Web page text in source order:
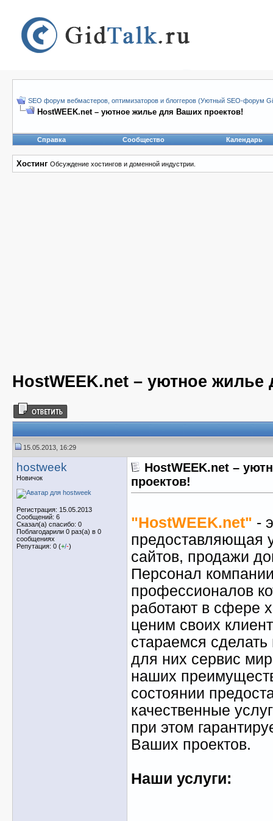
SEO форум вебмастеров, оптимизаторов и блоггеров (Уютный SEO-форум
HostWEEK.net – уютное жилье для Ваших проектов!
Справка Сообщество Календарь
Хостинг Обсуждение хостингов и доменной индустрии.
HostWEEK.net – уютное
15.05.2013, 16:29
hostweek
Новичок
Регистрация: 15.05.2013
Сообщений: 6
Сказал(а) спасибо: 0
Поблагодарили 0 раз(а) в 0
сообщениях
Репутация: 0 (+/-)
HostWEEK.net –
проектов!
"HostWEEK.net" -
предоставляющая
сайтов, продажи
Персонал
профессионалов
работают в сфере
ценим своих
стараемся
для них сервис
наших
состоянии
качественные
при этом
Ваших проектов.
Наши услуги: